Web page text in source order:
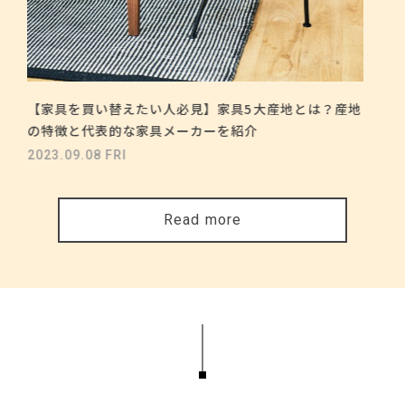
【家具を買い替えたい人必見】家具5大産地とは？産地
の特徴と代表的な家具メーカーを紹介
2023.09.08 FRI
Read more